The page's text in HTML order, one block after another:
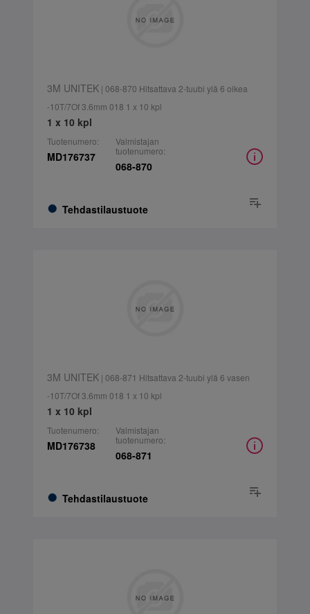
3M UNITEK| 068-870 Hitsattava 2-tuubi ylä 6 oikea
-10T/7Of 3.6mm 018 1 x 10 kpl
1 x 10 kpl
Tuotenumero:
MD176737
Tehdastilaustuote
Valmistajan
tuotenumero:
068-870
3M UNITEK| 068-871 Hitsattava 2-tuubi ylä 6 vasen
-10T/7Of 3.6mm 018 1 x 10 kpl
1 x 10 kpl
Tuotenumero:
MD176738
Tehdastilaustuote
Valmistajan
tuotenumero:
068-871